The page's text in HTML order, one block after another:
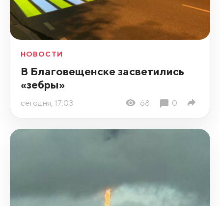
НОВОСТИ
В Благовещенске засветились
«зебры»
сегодня, 17:03 68 0